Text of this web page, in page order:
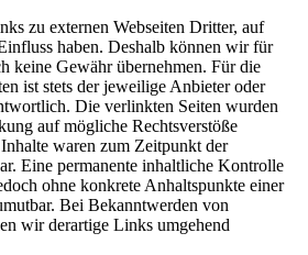
zu externen Webseiten Dritter, auf
haben. Deshalb können wir für
keine Gewähr übernehmen. Für die
ist stets der jeweilige Anbieter oder
Die verlinkten Seiten wurden
auf mögliche Rechtsverstöße
waren zum Zeitpunkt der
Eine permanente inhaltliche Kontrolle
ohne konkrete Anhaltspunkte einer
Bei Bekanntwerden von
wir derartige Links umgehend